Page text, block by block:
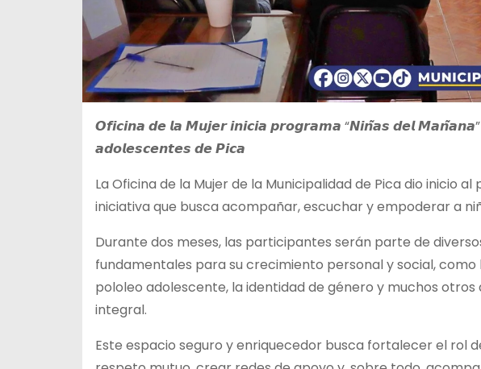
𝙊𝙛𝙞𝙘𝙞𝙣𝙖 𝙙𝙚 𝙡𝙖 𝙈𝙪𝙟𝙚𝙧 𝙞𝙣𝙞𝙘𝙞𝙖 𝙥𝙧𝙤𝙜𝙧𝙖𝙢𝙖 “𝙉𝙞𝙣̃𝙖𝙨 𝙙𝙚𝙡
𝙖𝙙𝙤𝙡𝙚𝙨𝙘𝙚𝙣𝙩𝙚𝙨 𝙙𝙚 𝙋𝙞𝙘𝙖
La Oficina de la Mujer de la Municipalidad de Pica dio inicio al
iniciativa que busca acompañar, escuchar y empoderar a
Durante dos meses, las participantes serán parte de
fundamentales para su crecimiento personal y social,
pololeo adolescente, la identidad de género y muchos
integral.
Este espacio seguro y enriquecedor busca fortalecer el rol